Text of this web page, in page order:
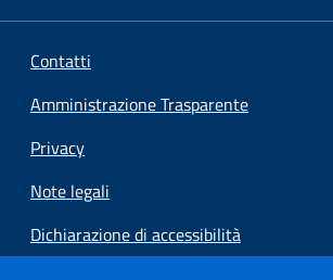
Contatti
Amministrazione Trasparente
Privacy
Note legali
Dichiarazione di accessibilità